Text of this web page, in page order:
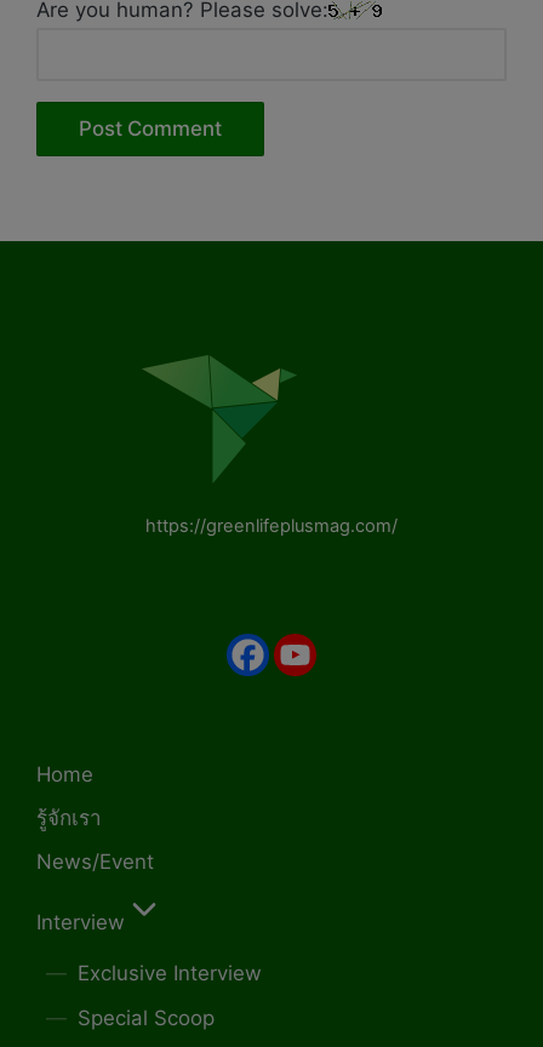
Are you human? Please solve:
https://greenlifeplusmag.com/
Home
รู้จักเรา
News/Event
Interview
Exclusive Interview
Special Scoop